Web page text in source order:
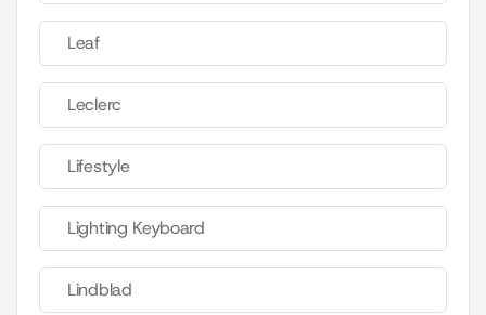
Leaf
Leclerc
Lifestyle
Lighting Keyboard
Lindblad